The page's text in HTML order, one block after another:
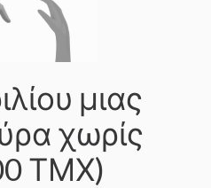
μιας
χωρίς
ΤΜΧ)